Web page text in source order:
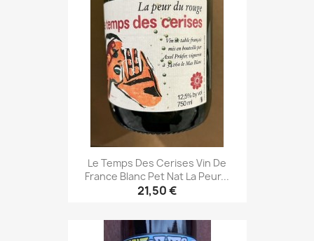
Le Temps Des Cerises Vin De
France Blanc Pet Nat La Peur...
21,50 €